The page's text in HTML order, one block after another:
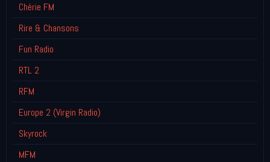
Chérie FM
Rire & Chansons
Fun Radio
RTL 2
RFM
Europe 2 (Virgin Radio)
Skyrock
MFM